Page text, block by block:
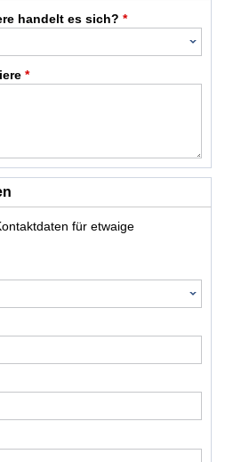
handelt es sich? *
*
für etwaige